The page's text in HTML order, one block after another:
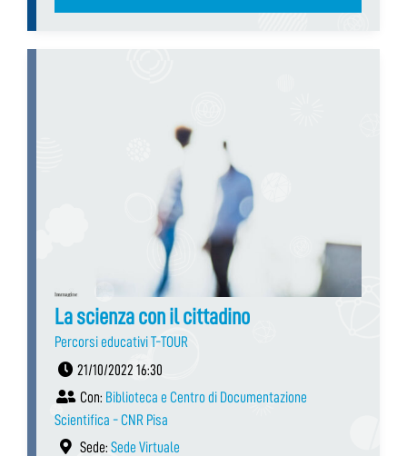
La scienza con il cittadino
Percorsi educativi T-TOUR
21/10/2022 16:30
Con: Biblioteca e Centro di Documentazione
Scientifica - CNR Pisa
Sede: Sede Virtuale